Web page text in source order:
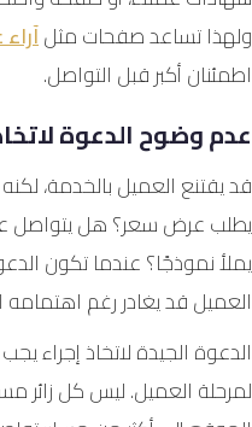
ولهذا تساعد صفحات مثل
اطمئنان أكبر قبل التواصل.
عدم وضوح الدعوة
قد يقتنع العميل بالخدمة،
يطلب عرض سعر؟ هل يتواصل
يملأ نموذجًا؟ عندما تكون
العميل قد يغادر رغم
الدعوة الجيدة لاتخاذ إجراء
لمرحلة العميل. ليس كل زائر